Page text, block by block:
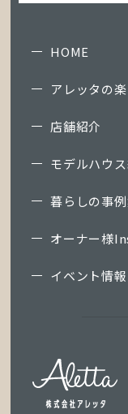
HOME
アレッタの
店舗紹介
モデルハウ
暮らしの事
オーナー様
イベント情報